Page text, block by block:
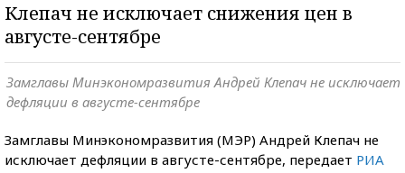
Клепач не исключает снижения цен в
августе-сентябре
Замглавы Минэкономразвития Андрей Клепач не исключает
дефляции в августе-сентябре
Замглавы Минэкономразвития (МЭР) Андрей Клепач не
исключает дефляции в августе-сентябре, передает РИА